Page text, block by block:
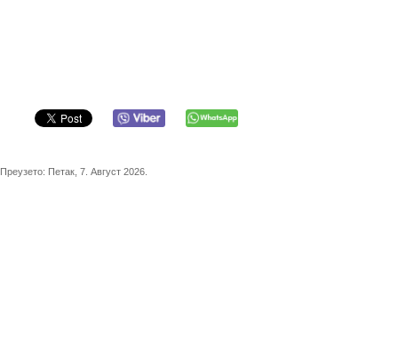
Преузето: Петак, 7. Август 2026.